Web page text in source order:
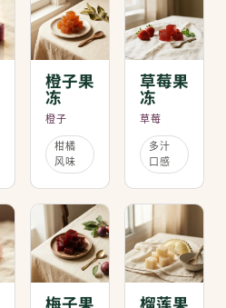
橙子果
冻
橙子
柑橘
风味
草莓果
冻
草莓
多汁
口感
梅子果 榴莲果